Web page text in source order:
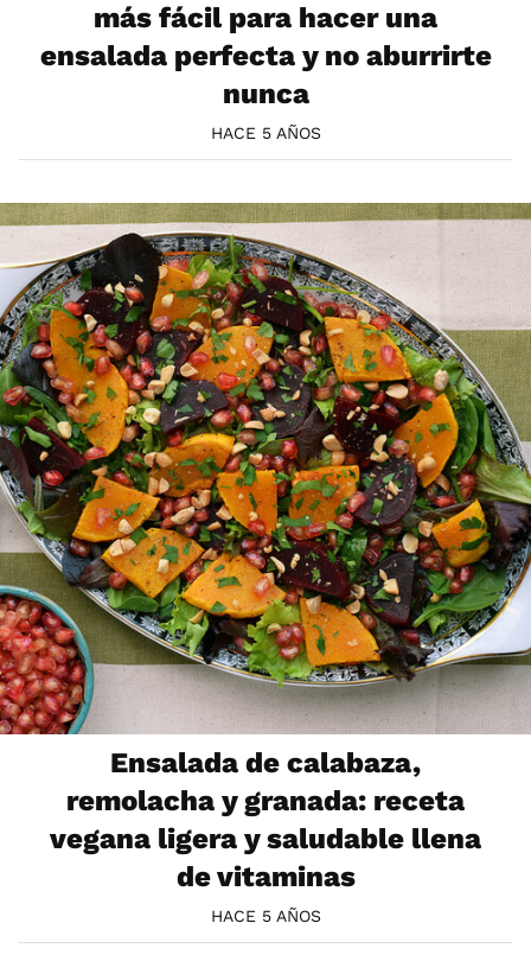
más fácil para hacer una
ensalada perfecta y no aburrirte
nunca
HACE 5 AÑOS
Ensalada de calabaza,
remolacha y granada: receta
vegana ligera y saludable llena
de vitaminas
HACE 5 AÑOS